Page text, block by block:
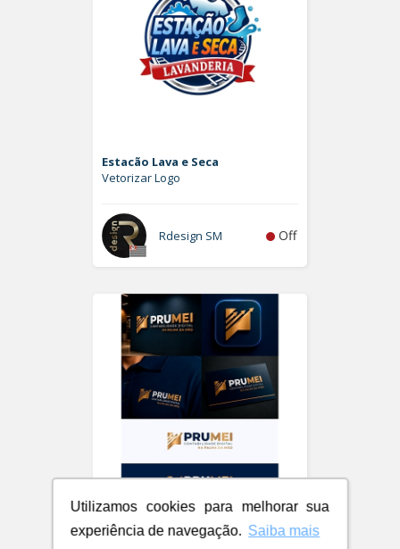
Utilizamos cookies para melhorar sua
experiência de navegação. Saiba mais
Estacão Lava e Seca
Vetorizar Logo
Rdesign SM Off
PRUMEI - Contabilidade Digital
Logo